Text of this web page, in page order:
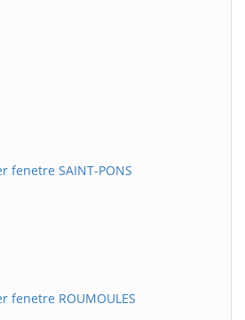
fenetre SAINT-PONS
fenetre ROUMOULES